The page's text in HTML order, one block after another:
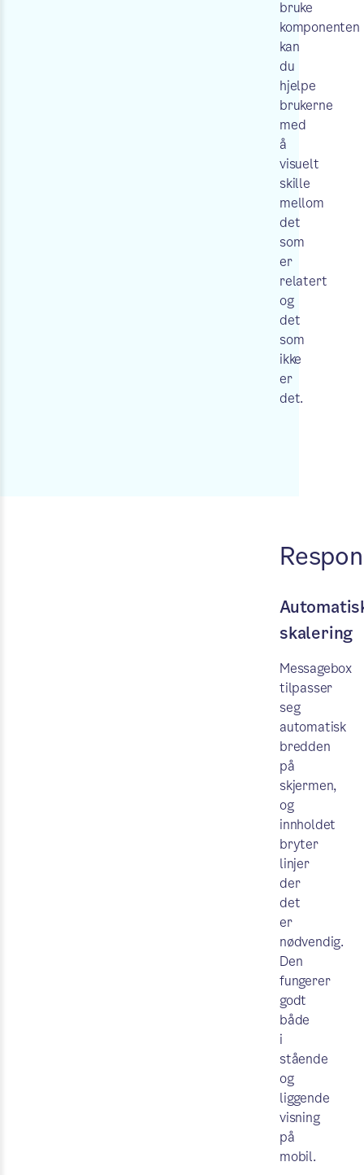
bruke
komponenten
kan
du
hjelpe
brukerne
med
å
visuelt
skille
mellom
det
som
er
relatert
og
det
som
ikke
er
det.
skalering
Messagebox
tilpasser
seg
automatisk
bredden
på
skjermen,
og
innholdet
bryter
linjer
der
det
er
nødvendig.
Den
fungerer
godt
både
i
stående
og
liggende
visning
på
mobil.